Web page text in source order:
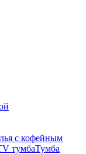
с кофейным
тумбаТумба